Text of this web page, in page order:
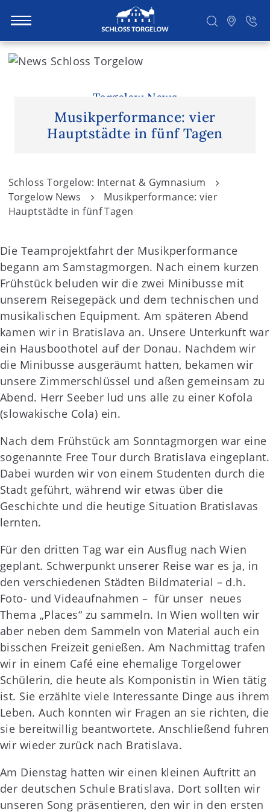
S
t
Torgelow News
Musikperformance: vier
Hauptstädte in fünf Tagen
Schloss Torgelow: Internat & Gymnasium
Torgelow News
Musikperformance: vier
Hauptstädte in fünf Tagen
Die Teamprojektfahrt der Musikperformance
begann am Samstagmorgen. Nach einem kurzen
Frühstück beluden wir die zwei Minibusse mit
unserem Reisegepäck und dem technischen und
musikalischen Equipment. Am späteren Abend
kamen wir in Bratislava an. Unsere Unterkunft war
ein Hausboothotel auf der Donau. Nachdem wir
die Minibusse ausgeräumt hatten, bekamen wir
unsere Zimmerschlüssel und aßen gemeinsam zu
Abend. Herr Seeber lud uns alle zu einer Kofola
(slowakische Cola) ein.
Nach dem Frühstück am Sonntagmorgen war eine
sogenannte Free Tour durch Bratislava eingeplant.
Dabei wurden wir von einem Studenten durch die
Stadt geführt, während wir etwas über die
Geschichte und die heutige Situation Bratislavas
lernten.
Für den dritten Tag war ein Ausflug nach Wien
geplant. Schwerpunkt unserer Reise war es ja, in
den verschiedenen Städten Bildmaterial – d.h.
Foto- und Videaufnahmen – für unser neues
Thema „Places“ zu sammeln. In Wien wollten wir
aber neben dem Sammeln von Material auch ein
bisschen Freizeit genießen. Am Nachmittag trafen
wir in einem Café eine ehemalige Torgelower
Schülerin, die heute als Komponistin in Wien tätig
ist. Sie erzählte viele Interessante Dinge aus ihrem
Leben. Auch konnten wir Fragen an sie richten, die
sie bereitwillig beantwortete. Anschließend fuhren
wir wieder zurück nach Bratislava.
Am Dienstag hatten wir einen kleinen Auftritt an
der deutschen Schule Bratislava. Dort sollten wir
unseren Song präsentieren, den wir in den ersten